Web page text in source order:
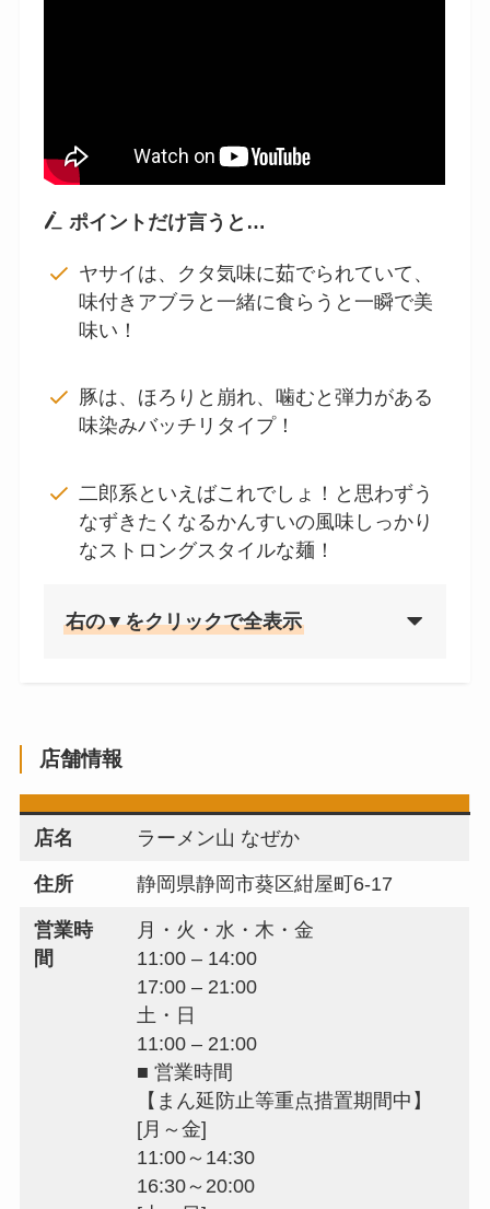
ポイントだけ言うと…
ヤサイは、クタ気味に茹でられていて、
味付きアブラと一緒に食らうと一瞬で美
味い！
豚は、ほろりと崩れ、噛むと弾力がある
味染みバッチリタイプ！
二郎系といえばこれでしょ！と思わずう
なずきたくなるかんすいの風味しっかり
なストロングスタイルな麺！
右の▼をクリックで全表示
店舗情報
店名 ラーメン山 なぜか
住所 静岡県静岡市葵区紺屋町6-17
営業時
間
月・火・水・木・金
11:00 – 14:00
17:00 – 21:00
土・日
11:00 – 21:00
■ 営業時間
【まん延防止等重点措置期間中】
[月～金]
11:00～14:30
16:30～20:00